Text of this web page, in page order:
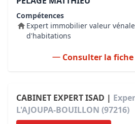
Compétences
Expert immobilier valeur
d'habitations
Consulter la
CABINET EXPERT ISAD |
L'AJOUPA-BOUILLON (97216)